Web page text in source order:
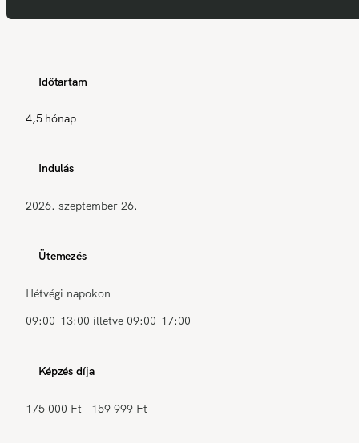
Időtartam
4,5 hónap
Indulás
2026. szeptember 26.
Ütemezés
Hétvégi napokon
09:00-13:00 illetve 09:00-17:00
Képzés díja
175 000 Ft 159 999 Ft